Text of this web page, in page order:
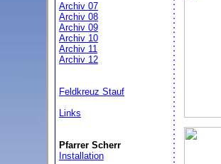
Archiv 07
Archiv 08
Archiv 09
Archiv 10
Archiv 11
Archiv 12
Feldkreuz Stauf
Links
Pfarrer Scherr
Installation